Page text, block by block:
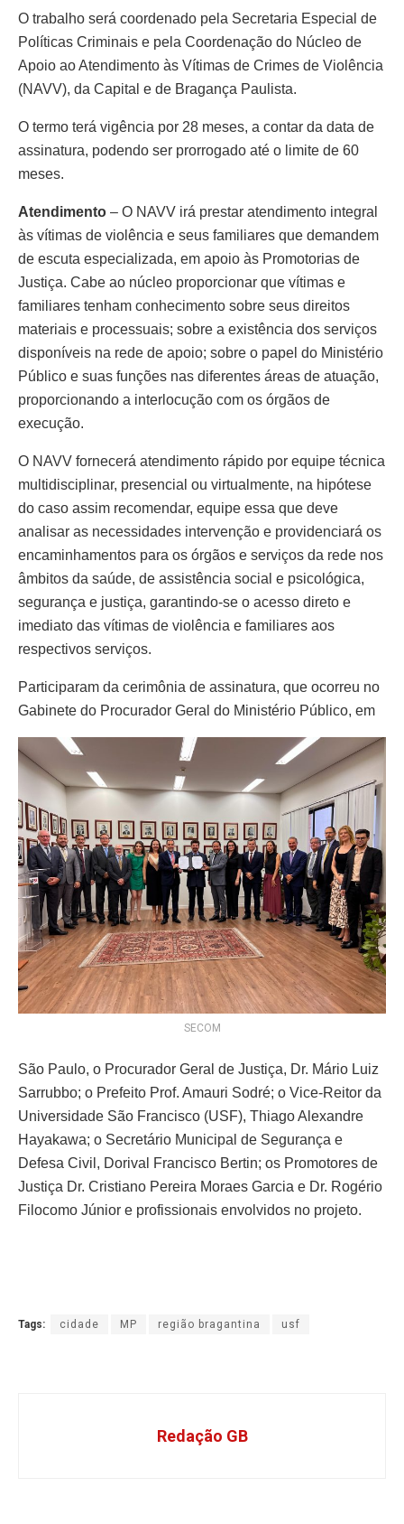
O trabalho será coordenado pela Secretaria Especial de
Políticas Criminais e pela Coordenação do Núcleo de
Apoio ao Atendimento às Vítimas de Crimes de Violência
(NAVV), da Capital e de Bragança Paulista.
O termo terá vigência por 28 meses, a contar da data de
assinatura, podendo ser prorrogado até o limite de 60
meses.
Atendimento – O NAVV irá prestar atendimento integral
às vítimas de violência e seus familiares que demandem
de escuta especializada, em apoio às Promotorias de
Justiça. Cabe ao núcleo proporcionar que vítimas e
familiares tenham conhecimento sobre seus direitos
materiais e processuais; sobre a existência dos serviços
disponíveis na rede de apoio; sobre o papel do Ministério
Público e suas funções nas diferentes áreas de atuação,
proporcionando a interlocução com os órgãos de
execução.
O NAVV fornecerá atendimento rápido por equipe técnica
multidisciplinar, presencial ou virtualmente, na hipótese
do caso assim recomendar, equipe essa que deve
analisar as necessidades intervenção e providenciará os
encaminhamentos para os órgãos e serviços da rede nos
âmbitos da saúde, de assistência social e psicológica,
segurança e justiça, garantindo-se o acesso direto e
imediato das vítimas de violência e familiares aos
respectivos serviços.
Participaram da cerimônia de assinatura, que ocorreu no
Gabinete do Procurador Geral do Ministério Público, em
SECOM
São Paulo, o Procurador Geral de Justiça, Dr. Mário Luiz
Sarrubbo; o Prefeito Prof. Amauri Sodré; o Vice-Reitor da
Universidade São Francisco (USF), Thiago Alexandre
Hayakawa; o Secretário Municipal de Segurança e
Defesa Civil, Dorival Francisco Bertin; os Promotores de
Justiça Dr. Cristiano Pereira Moraes Garcia e Dr. Rogério
Filocomo Júnior e profissionais envolvidos no projeto.
Tags: cidade MP região bragantina usf
Redação GB